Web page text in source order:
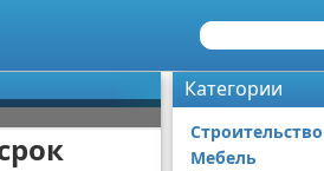
Категории
Строительство
Мебель